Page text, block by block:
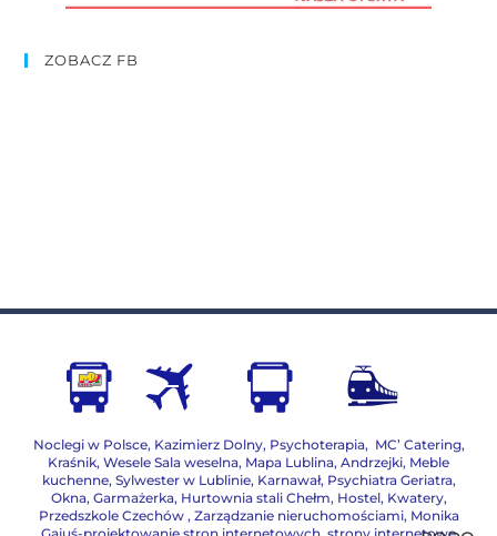
ZOBACZ FB
Noclegi w Polsce, Kazimierz Dolny, Psychoterapia, MC’ Catering,
Kraśnik, Wesele Sala weselna, Mapa Lublina, Andrzejki, Meble
kuchenne, Sylwester w Lublinie, Karnawał, Psychiatra Geriatra,
Okna, Garmażerka, Hurtownia stali Chełm, Hostel, Kwatery,
Przedszkole Czechów , Zarządzanie nieruchomościami, Monika